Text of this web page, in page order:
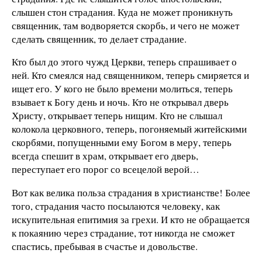
слышен стон страдания. Куда не может проникнуть
священник, там водворяется скорбь, и чего не может
сделать священник, то делает страдание.
Кто был до этого чужд Церкви, теперь спрашивает о
ней. Кто смеялся над священником, теперь смиряется и
ищет его. У кого не было времени молиться, теперь
взывает к Богу день и ночь. Кто не открывал дверь
Христу, открывает теперь нищим. Кто не слышал
колокола церковного, теперь, погоняемый житейскими
скорбями, попущенными ему Богом в меру, теперь
всегда спешит в храм, открывает его дверь,
переступает его порог со всецелой верой…
Вот как велика польза страдания в христианстве! Более
того, страдания часто посылаются человеку, как
искупительная епитимия за грехи. И кто не обращается
к покаянию через страдание, тот никогда не сможет
спастись, пребывая в счастье и довольстве.